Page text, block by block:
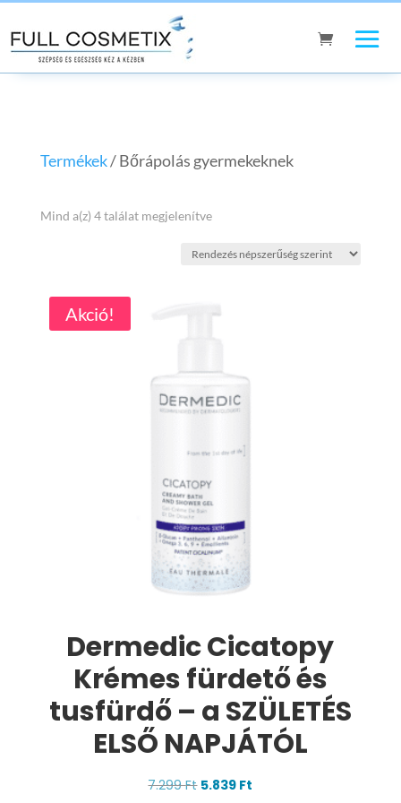
Termékek/ Bőrápolás gyermekeknek
Mind a(z) 4 találat megjelenítveSorted
Akció!
Dermedic Cicatopy
Krémes fürdető és
tusfürdő – a SZÜLETÉS
ELSŐ NAPJÁTÓL
7.299Ft Original
5.839 Ft